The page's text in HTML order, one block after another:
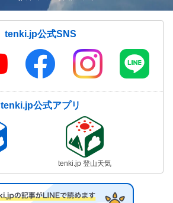
tenki.jp公式SNS
tenki.jp公式アプリ
tenki.jp 登山天気